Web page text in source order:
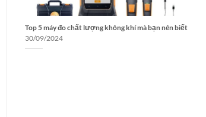
Top 5 máy đo chất lượng không khí mà bạn nên biết
30/09/2024